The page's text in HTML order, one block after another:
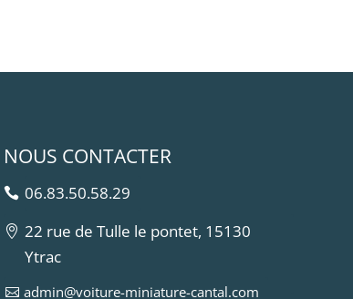
NOUS CONTACTER
06.83.50.58.29
22 rue de Tulle le pontet, 15130
Ytrac
admin@voiture-miniature-cantal.com